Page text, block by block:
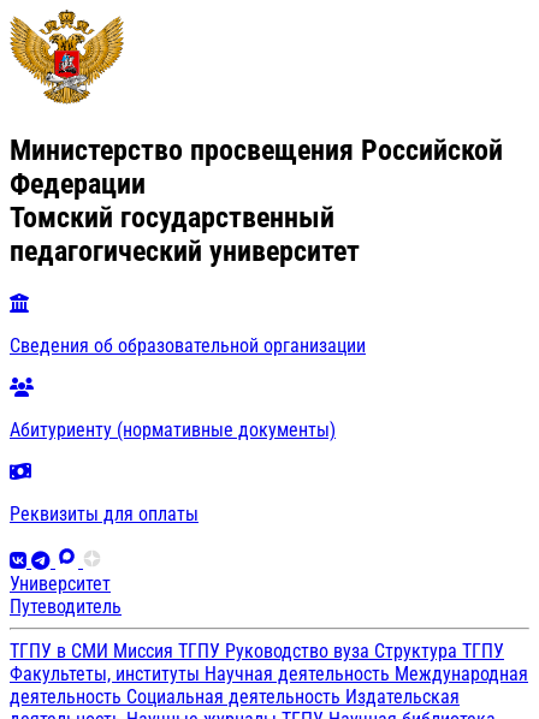
Министерство просвещения Российской
Федерации
Томский государственный
педагогический университет
Сведения об образовательной организации
Абитуриенту (нормативные документы)
Реквизиты для оплаты
Университет
Путеводитель
ТГПУ в СМИ Миссия ТГПУ Руководство вуза Структура ТГПУ
Факультеты, институты Научная деятельность Международная
деятельность Социальная деятельность Издательская